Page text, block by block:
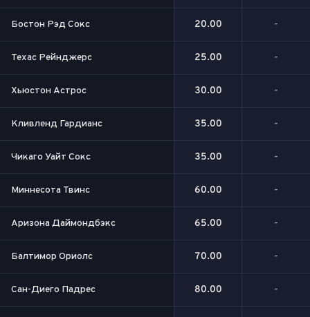
Бостон Рэд Сокс 20.00 -
Техас Рейнджерс 25.00 -
Хьюстон Астрос 30.00 -
Кливленд Гардианс 35.00 -
Чикаго Уайт Сокс 35.00 -
Миннесота Твинс 60.00 -
Аризона Даймондбэкс 65.00 -
Балтимор Ориолс 70.00 -
Сан-Диего Падрес 80.00 -